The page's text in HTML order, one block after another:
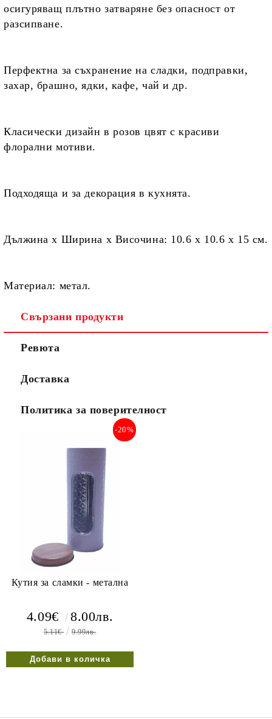
осигуряващ плътно затваряне без опасност от
разсипване.
Перфектна за съхранение на сладки, подправки,
захар, брашно, ядки, кафе, чай и др.
Класически дизайн в розов цвятс красиви
флорални мотиви.
Подходяща и за декорация в кухнята.
Дължина х Ширина х Височина: 10.6 х 10.6 х 15 см.
Материал: метал.
Свързани продукти
Ревюта
Доставка
Политика за поверителност
Кутия за сламки - метална
-20%
4.09€ 8.00лв.
5.11€ 9.99лв.